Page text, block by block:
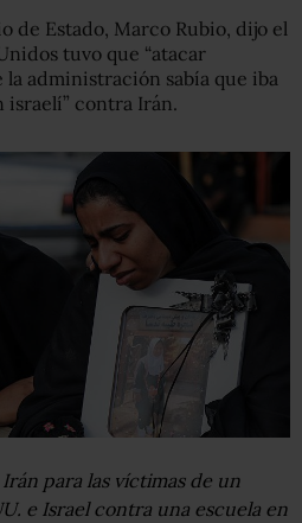
de Estado, Marco Rubio, dijo el
tuvo que “atacar
administración sabía que iba
israelí” contra Irán.
para las víctimas de un
e Israel contra una escuela en